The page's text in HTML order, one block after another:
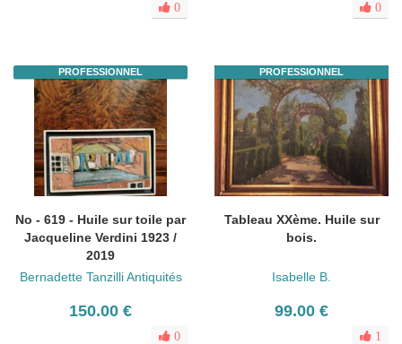
0 0
PROFESSIONNEL
No - 619 - Huile sur toile par
Jacqueline Verdini 1923 /
2019
Bernadette Tanzilli Antiquités
150.00 €
0
PROFESSIONNEL
Tableau XXème. Huile sur
bois.
Isabelle B.
99.00 €
1